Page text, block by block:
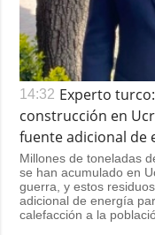
14:32 Experto
construcción en
fuente adicional de
Millones de toneladas
se han acumulado en
guerra, y estos
adicional de energía
calefacción a la